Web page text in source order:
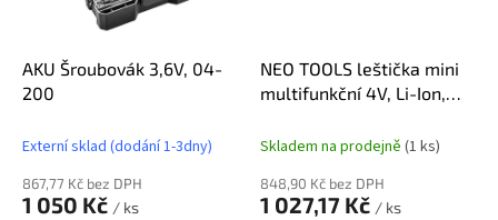
AKU Šroubovák 3,6V, 04-
200
Externí sklad (dodání 1-3dny)
867,77 Kč bez DPH
1 050 Kč / ks
NEO TOOLS leštička mini
multifunkční 4V, Li-Ion,
Skladem na prodejně (1 ks)
848,90 Kč bez DPH
1 027,17 Kč / ks